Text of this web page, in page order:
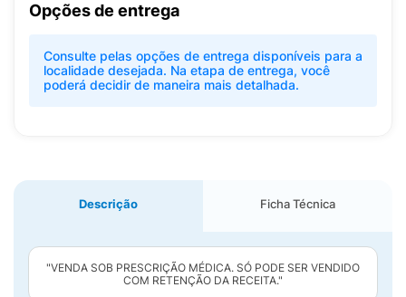
Opções de entrega
Consulte pelas opções de entrega disponíveis para a
localidade desejada. Na etapa de entrega, você
poderá decidir de maneira mais detalhada.
Descrição Ficha Técnica
"VENDA SOB PRESCRIÇÃO MÉDICA. SÓ PODE SER VENDIDO
COM RETENÇÃO DA RECEITA."